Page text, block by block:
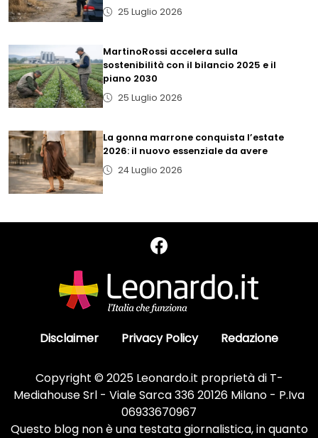
25 Luglio 2026
MartinoRossi accelera sulla
sostenibilità con il bilancio 2025 e il
piano 2030
25 Luglio 2026
La gonna marrone conquista l’estate
2026: il nuovo essenziale da avere
24 Luglio 2026
Disclaimer Privacy Policy Redazione
Copyright © 2025 Leonardo.it proprietà di T-
Mediahouse Srl - Viale Sarca 336 20126 Milano - P.Iva
06933670967
Questo blog non è una testata giornalistica, in quanto